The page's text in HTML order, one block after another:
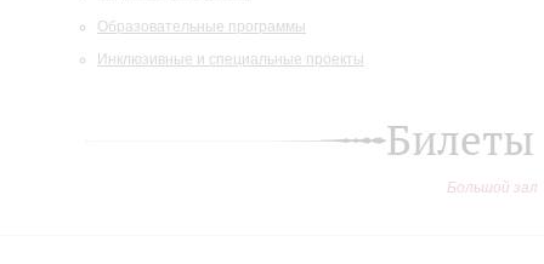
Образовательные программы
Инклюзивные и специальные проекты
Большой зал